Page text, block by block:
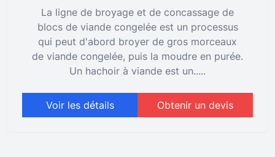
La ligne de broyage et de concassage de
blocs de viande congelée est un processus
qui peut d'abord broyer de gros morceaux
de viande congelée, puis la moudre en purée.
Un hachoir à viande est un.....
Voir les détails Obtenir un devis